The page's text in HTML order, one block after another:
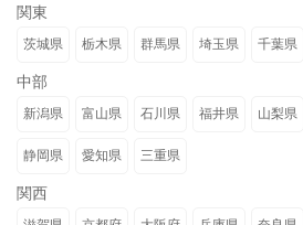
関東
茨城県 栃木県 群馬県 埼玉県 千葉県
中部
新潟県 富山県 石川県 福井県 山梨県
静岡県 愛知県 三重県
関西